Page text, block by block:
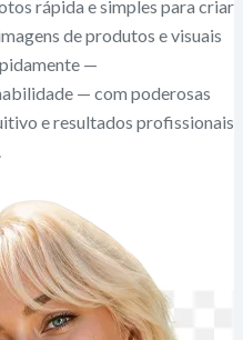
rápida e simples para criar
de produtos e visuais
—
— com poderosas
e resultados profissionais